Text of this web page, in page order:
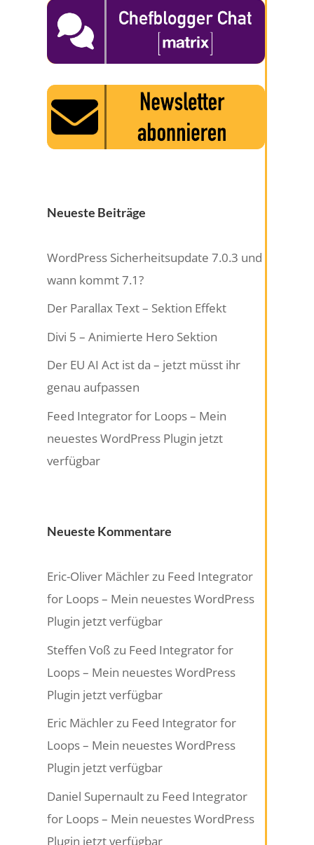
Neueste Beiträge
WordPress Sicherheitsupdate 7.0.3 und
wann kommt 7.1?
Der Parallax Text – Sektion Effekt
Divi 5 – Animierte Hero Sektion
Der EU AI Act ist da – jetzt müsst ihr
genau aufpassen
Feed Integrator for Loops – Mein
neuestes WordPress Plugin jetzt
verfügbar
Neueste Kommentare
Eric-Oliver Mächlerzu Feed Integrator
for Loops – Mein neuestes WordPress
Plugin jetzt verfügbar
Steffen Voß zu Feed Integrator for
Loops – Mein neuestes WordPress
Plugin jetzt verfügbar
Eric Mächlerzu Feed Integrator for
Loops – Mein neuestes WordPress
Plugin jetzt verfügbar
Daniel Supernaultzu Feed Integrator
for Loops – Mein neuestes WordPress
Plugin jetzt verfügbar